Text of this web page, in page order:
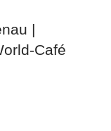
|
Café